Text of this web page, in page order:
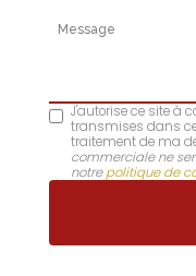
Message
J'autorise ce site à
transmises dans
traitement de ma
commerciale ne
notrepolitique de